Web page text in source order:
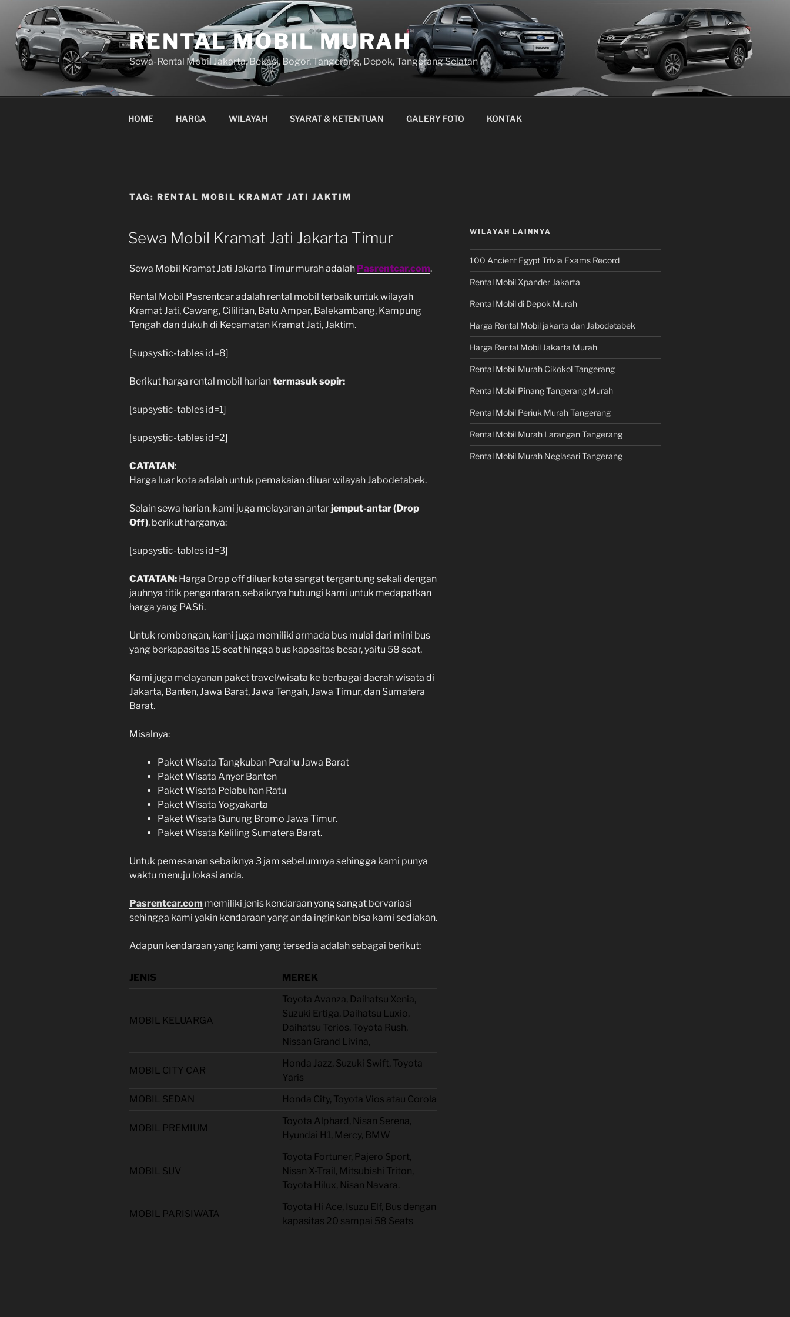
konten
RENTAL MOBIL MURAH
Sewa-Rental Mobil Jakarta, Bekasi, Bogor, Tangerang, Depok, Tangerang Selatan
HOME HARGA WILAYAH SYARAT & KETENTUAN GALERY FOTO KONTAK
TAG: RENTAL MOBIL KRAMAT JATI JAKTIM
Sewa Mobil Kramat Jati Jakarta Timur
Sewa Mobil Kramat Jati Jakarta Timur murah adalah Pasrentcar.com.
Rental Mobil Pasrentcar adalah rental mobil terbaik untuk wilayah
Kramat Jati, Cawang, Cililitan, Batu Ampar, Balekambang, Kampung
Tengah dan dukuh di Kecamatan Kramat Jati, Jaktim.
[supsystic-tables id=8]
Berikut harga rental mobil hariantermasuk sopir:
[supsystic-tables id=1]
[supsystic-tables id=2]
CATATAN:
Harga luar kota adalah untuk pemakaian diluar wilayah Jabodetabek.
Selain sewa harian, kami juga melayanan antarjemput-antar (Drop
Off), berikut harganya:
[supsystic-tables id=3]
CATATAN: Harga Drop off diluar kota sangat tergantung sekali dengan
jauhnya titik pengantaran, sebaiknya hubungi kami untuk medapatkan
harga yang PASti.
Untuk rombongan, kami juga memiliki armada bus mulai dari mini bus
yang berkapasitas 15 seat hingga bus kapasitas besar, yaitu 58 seat.
Kami juga melayanan paket travel/wisata ke berbagai daerah wisata di
Jakarta, Banten, Jawa Barat, Jawa Tengah, Jawa Timur, dan Sumatera
Barat.
Misalnya:
Paket Wisata Tangkuban Perahu Jawa Barat
Paket Wisata Anyer Banten
Paket Wisata Pelabuhan Ratu
Paket Wisata Yogyakarta
Paket Wisata Gunung Bromo Jawa Timur.
Paket Wisata Keliling Sumatera Barat.
Untuk pemesanan sebaiknya 3 jam sebelumnya sehingga kami punya
waktu menuju lokasi anda.
Pasrentcar.com memiliki jenis kendaraan yang sangat bervariasi
sehingga kami yakin kendaraan yang anda inginkan bisa kami sediakan.
Adapun kendaraan yang kami yang tersedia adalah sebagai berikut:
JENIS MEREK
MOBIL KELUARGA
Toyota Avanza, Daihatsu Xenia,
Suzuki Ertiga, Daihatsu Luxio,
Daihatsu Terios, Toyota Rush,
Nissan Grand Livina,
MOBIL CITY CAR
Honda Jazz, Suzuki Swift, Toyota
Yaris
MOBIL SEDAN
Honda City, Toyota Vios atau Corola
MOBIL PREMIUM
Toyota Alphard, Nisan Serena,
Hyundai H1, Mercy, BMW
MOBIL SUV
Toyota Fortuner, Pajero Sport,
Nisan X-Trail, Mitsubishi Triton,
Toyota Hilux, Nisan Navara.
MOBIL PARISIWATA
Toyota Hi Ace, Isuzu Elf, Bus dengan
kapasitas 20 sampai 58 Seats
WILAYAH LAINNYA
100 Ancient Egypt Trivia Exams Record
Rental Mobil Xpander Jakarta
Rental Mobil di Depok Murah
Harga Rental Mobil jakarta dan Jabodetabek
Harga Rental Mobil Jakarta Murah
Rental Mobil Murah Cikokol Tangerang
Rental Mobil Pinang Tangerang Murah
Rental Mobil Periuk Murah Tangerang
Rental Mobil Murah Larangan Tangerang
Rental Mobil Murah Neglasari Tangerang